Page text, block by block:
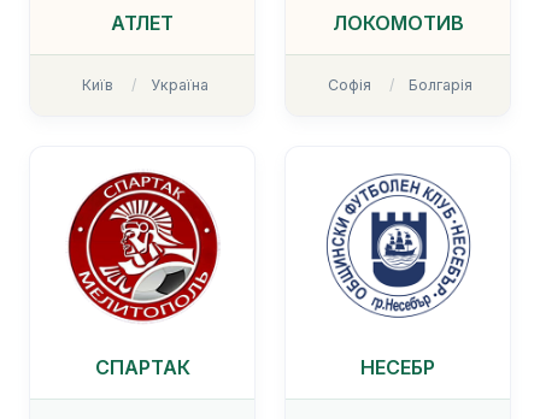
АТЛЕТ
Київ Україна
ЛОКОМОТИВ
Софія Болгарія
СПАРТАК НЕСЕБР